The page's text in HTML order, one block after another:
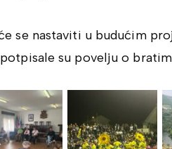
se nastaviti u budućim
su povelju o